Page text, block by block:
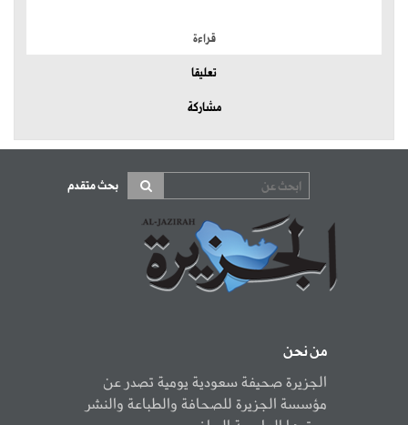
قراءة
تعليقا
مشاركة
بحث متقدم
من نحن
الجزيرة صحيفة سعودية يومية تصدر عن
مؤسسة الجزيرة للصحافة والطباعة والنشر